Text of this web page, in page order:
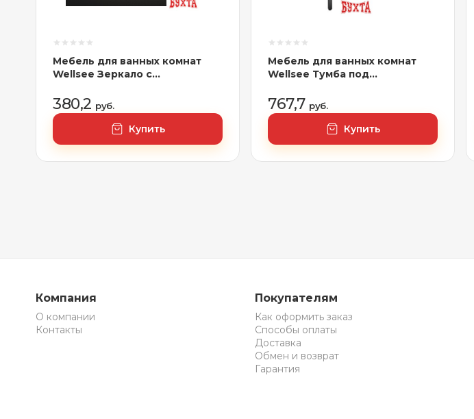
Мебель для ванных комнат
Wellsee Зеркало с
7 Rays' Spectrum 172201150, 60
х 50 см (с сенсором и
регулировкой яркости
освещения)
380,2 руб.
Купить
Мебель для ванных комнат
Wellsee Тумба под
221802005 (тумба/матовый
темно-серый, раковина/
глянцевый белый, ножки/
матовый черный)
767,7 руб.
Купить
Компания
О компании
Контакты
Покупателям
Как оформить заказ
Способы оплаты
Доставка
Обмен и возврат
Гарантия